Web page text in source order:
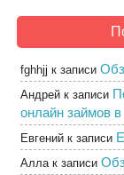
fghhjj к записи
Андрей к записи
онлайн займов
Евгений к записи
Аллак записи